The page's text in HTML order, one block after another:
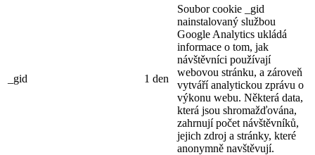
_gid 1 den
Soubor cookie _gid
nainstalovaný službou
Google Analytics ukládá
informace o tom, jak
návštěvníci používají
webovou stránku, a zároveň
vytváří analytickou zprávu o
výkonu webu. Některá data,
která jsou shromažďována,
zahrnují počet návštěvníků,
jejich zdroj a stránky, které
anonymně navštěvují.